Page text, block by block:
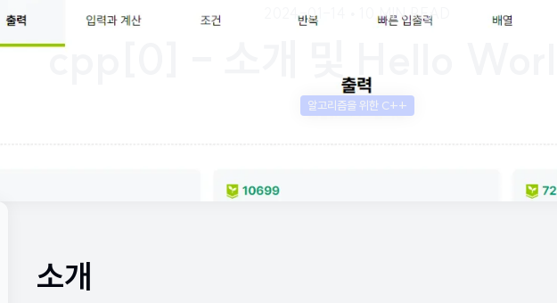
2024-01-14 10 MIN READ
cpp[0] - 소개 및 Hello
알고리즘을 위한 C++
소개